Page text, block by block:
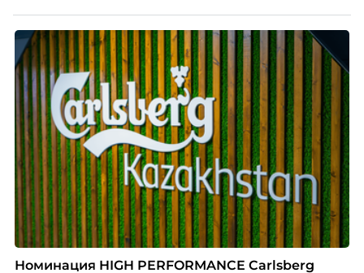
адаптация во многом происходит сама собой, то на
расстоянии она требует осознанного
проектирования — иначе компания рискует
потерять новичка в первые же месяцы.
Номинация HIGH PERFORMANCE Carlsberg